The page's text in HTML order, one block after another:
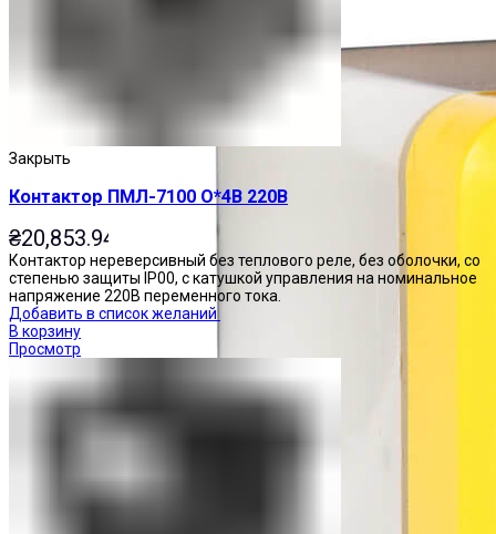
Закрыть
Контактор ПМЛ-7100 О*4В 220В
₴20,853.94
Контактор нереверсивный без теплового реле, без оболочки, со
степенью защиты IP00, с катушкой управления на номинальное
напряжение 220В переменного тока.
Добавить в список желаний
В корзину
Просмотр